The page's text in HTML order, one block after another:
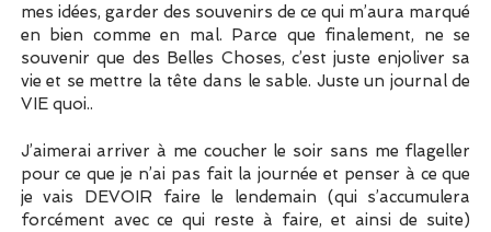
mes idées, garder des souvenirs de ce qui m’aura marqué
en bien comme en mal. Parce que finalement, ne se
souvenir que des Belles Choses, c’est juste enjoliver sa
vie et se mettre la tête dans le sable. Juste un journal de
VIE quoi..
J’aimerai arriver à me coucher le soir sans me flageller
pour ce que je n’ai pas fait la journée et penser à ce que
je vais DEVOIR faire le lendemain (qui s’accumulera
forcément avec ce qui reste à faire, et ainsi de suite)